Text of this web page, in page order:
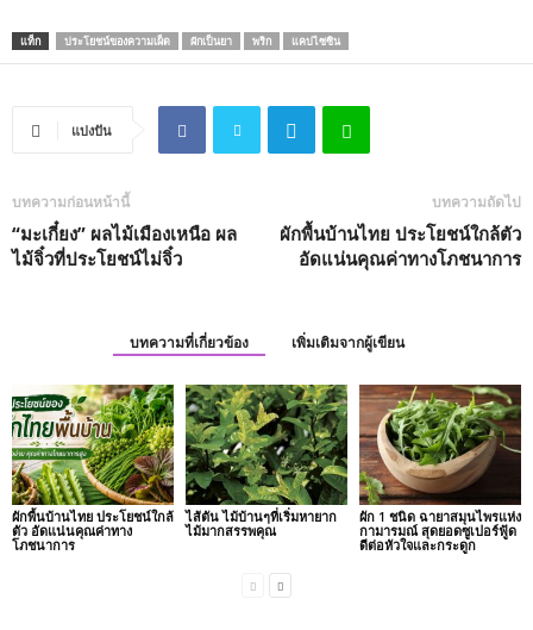
แท็ก ประโยชน์ของความเผ็ด ผักเป็นยา พริก แคปไซซิน
แบ่งปัน
บทความก่อนหน้านี้
“มะเกี๋ยง” ผลไม้เมืองเหนือ ผล
ไม้จิ๋วที่ประโยชน์ไม่จิ๋ว
บทความถัดไป
ผักพื้นบ้านไทย ประโยชน์ใกล้ตัว
อัดแน่นคุณค่าทางโภชนาการ
บทความที่เกี่ยวข้อง เพิ่มเติมจากผู้เขียน
ผักพื้นบ้านไทย ประโยชน์ใกล้
ตัว อัดแน่นคุณค่าทาง
โภชนาการ
ไส้ตัน ไม้บ้านๆที่เริ่มหายาก
ไม้มากสรรพคุณ
ผัก 1 ชนิด ฉายาสมุนไพรแห่ง
กามารมณ์ สุดยอดซูเปอร์ฟู้ด
ดีต่อหัวใจและกระดูก